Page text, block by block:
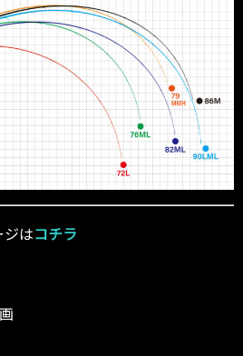
はコチラ